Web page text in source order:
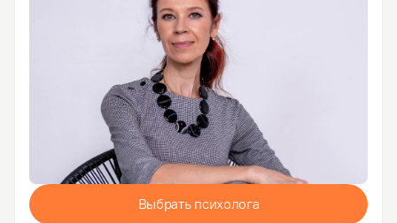
Выбрать психолога